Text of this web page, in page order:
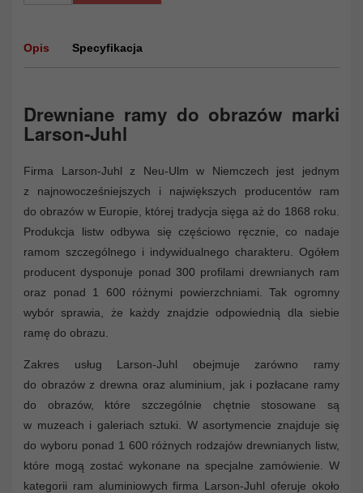
Opis Specyfikacja
Drewniane ramy do obrazów marki
Larson-Juhl
Firma Larson-Juhl z Neu-Ulm w Niemczech jest jednym
z najnowocześniejszych i największych producentów ram
do obrazów w Europie, której tradycja sięga aż do 1868 roku.
Produkcja listw odbywa się częściowo ręcznie, co nadaje
ramom szczególnego i indywidualnego charakteru. Ogółem
producent dysponuje ponad 300 profilami drewnianych ram
oraz ponad 1 600 różnymi powierzchniami. Tak ogromny
wybór sprawia, że każdy znajdzie odpowiednią dla siebie
ramę do obrazu.
Zakres usług Larson-Juhl obejmuje zarówno ramy
do obrazów z drewna oraz aluminium, jak i pozłacane ramy
do obrazów, które szczególnie chętnie stosowane są
w muzeach i galeriach sztuki. W asortymencie znajduje się
do wyboru ponad 1 600 różnych rodzajów drewnianych listw,
które mogą zostać wykonane na specjalne zamówienie. W
kategorii ram aluminiowych firma Larson-Juhl oferuje około